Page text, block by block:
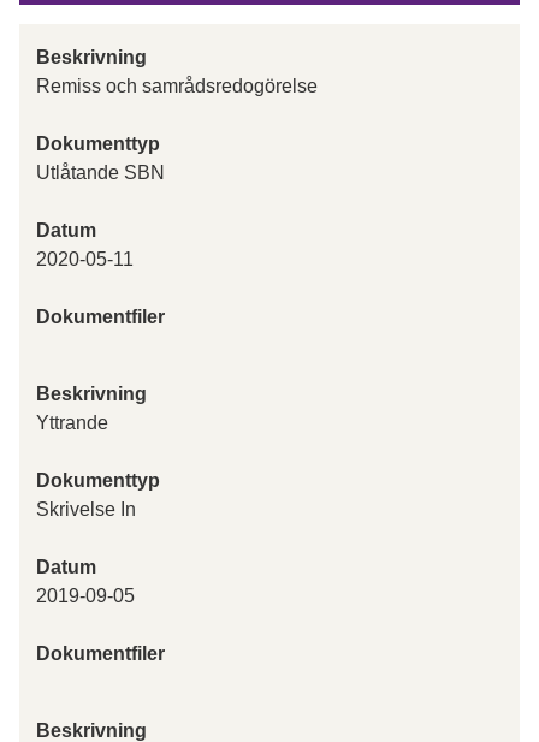
Beskrivning
Remiss och samrådsredogörelse
Dokumenttyp
Utlåtande SBN
Datum
2020-05-11
Dokumentfiler
Beskrivning
Yttrande
Dokumenttyp
Skrivelse In
Datum
2019-09-05
Dokumentfiler
Beskrivning